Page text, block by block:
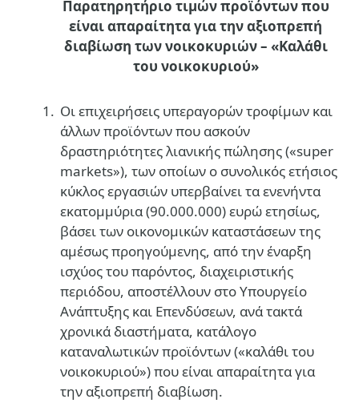
Παρατηρητήριο τιμών προϊόντων που
είναι απαραίτητα για την αξιοπρεπή
διαβίωση των νοικοκυριών – «Καλάθι
του νοικοκυριού»
Oι επιχειρήσεις υπεραγορών τροφίμων και
άλλων προϊόντων που ασκούν
δραστηριότητες λιανικής πώλησης («super
markets»), των οποίων ο συνολικός ετήσιος
κύκλος εργασιών υπερβαίνει τα ενενήντα
εκατομμύρια (90.000.000) ευρώ ετησίως,
βάσει των οικονομικών καταστάσεων της
αμέσως προηγούμενης, από την έναρξη
ισχύος του παρόντος, διαχειριστικής
περιόδου, αποστέλλουν στο Υπουργείο
Ανάπτυξης και Επενδύσεων, ανά τακτά
χρονικά διαστήματα, κατάλογο
καταναλωτικών προϊόντων («καλάθι του
νοικοκυριού») που είναι απαραίτητα για
την αξιοπρεπή διαβίωση.